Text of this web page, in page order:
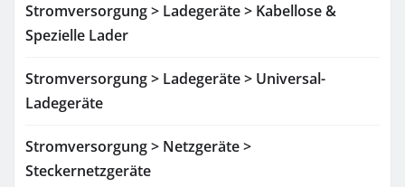
Stromversorgung > Ladegeräte > Kabellose &
Spezielle Lader
Stromversorgung > Ladegeräte > Universal-
Ladegeräte
Stromversorgung > Netzgeräte >
Steckernetzgeräte